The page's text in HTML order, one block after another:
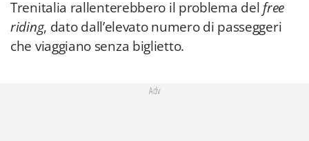
Trenitalia rallenterebbero il problema del free
riding, dato dall’elevato numero di passeggeri
che viaggiano senza biglietto.
Adv